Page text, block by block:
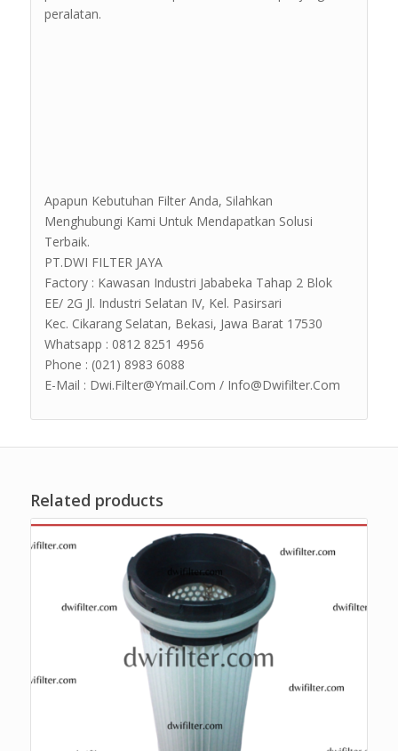
peralatan.
Apapun Kebutuhan Filter Anda, Silahkan
Menghubungi Kami Untuk Mendapatkan Solusi
Terbaik.
PT.DWI FILTER JAYA
Factory : Kawasan Industri Jababeka Tahap 2 Blok
EE/ 2G Jl. Industri Selatan IV, Kel. Pasirsari
Kec. Cikarang Selatan, Bekasi, Jawa Barat 17530
Whatsapp : 0812 8251 4956
Phone : (021) 8983 6088
E-Mail : Dwi.Filter@Ymail.Com / Info@Dwifilter.Com
Related products